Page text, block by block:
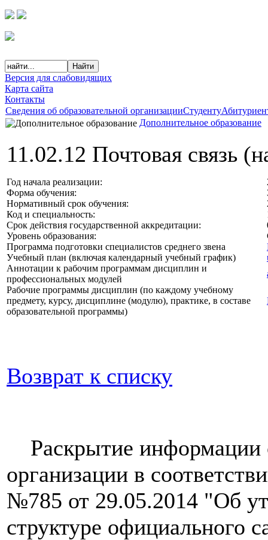
Версия для слабовидящих
Карта сайта
Контакты
Сведения об образовательной организацииСтуденту
Дополнительное образование
11.02.12 Почтовая связь
Год начала реализации:
Форма обучения:
Нормативный срок обучения:
Код и специальность:
Срок действия государственной аккредитации:
Уровень образования:
Программа подготовки специалистов среднего звена
Учебный план (включая календарный учебный график)
Аннотации к рабочим программам дисциплин и
профессиональных модулей
Рабочие программы дисциплин (по каждому учебному
предмету, курсу, дисциплине (модулю), практике, в составе
образовательной программы)
Возврат к списку
Раскрытие информации
организации в
№785 от 29.05.2014 "Об
структуре официального